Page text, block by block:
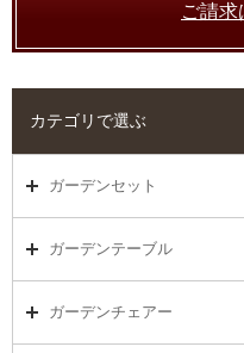
ご請求
カテゴリで選ぶ
ガーデンセット
ガーデンセット（海外在庫）
ガーデンテーブル
ガーデンテーブルTOP
ガーデンチェアー